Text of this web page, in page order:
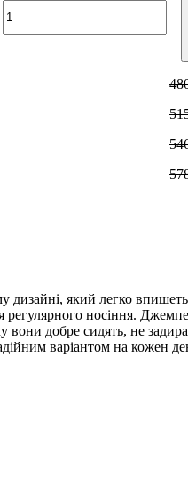
дизайні, який легко
регулярного носіння.
добре сидять, не
варіантом на кожен